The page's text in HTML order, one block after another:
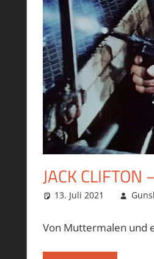
JACK CLIFTON
13. Juli 2021
Von Muttermalen und